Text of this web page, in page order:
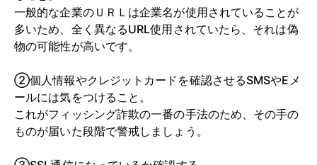
一般的な企業のＵＲＬは企業名が使用されていることが
多いため、全く異なるURL使用されていたら、それは偽
物の可能性が高いです。
②個人情報やクレジットカードを確認させるSMSやEメ
ールには気をつけること。
これがフィッシング詐欺の一番の手法のため、その手の
ものが届いた段階で警戒しましょう。